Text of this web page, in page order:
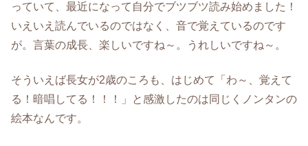
っていて、最近になって自分でブツブツ読み始めました！
いえいえ読んでいるのではなく、音で覚えているのです
が。言葉の成長、楽しいですね～。うれしいですね～。
そういえば長女が2歳のころも、はじめて「わ～、覚えて
る！暗唱してる！！！」と感激したのは同じくノンタンの
絵本なんです。